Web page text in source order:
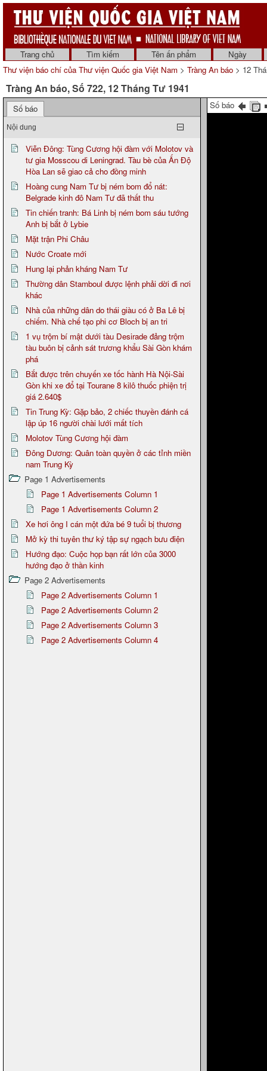
Trang chủ Tìm kiếm Tên ấn phẩm
Ngày
Thư viện báo chí của Thư viện Quốc gia Việt Nam > Tràng An báo > 12
Tràng An báo, Số 722, 12 Tháng Tư 1941
Số báo
Nội dung
Viễn Đông: Tùng Cương hội đàm với Molotov và
tư gia Mosscou di Leningrad. Tàu bè của Ấn Độ
Hòa Lan sẽ giao cả cho đồng minh
Hoàng cung Nam Tư bị ném bom đổ nát:
Belgrade kinh đô Nam Tư đã thất thu
Tin chiến tranh: Bá Linh bị ném bom sáu tướng
Anh bị bắt ở Lybie
Mặt trận Phi Châu
Nước Croate mới
Hung lại phản kháng Nam Tư
Thường dân Stamboul được lệnh phải dời đi nơi
khác
Nhà của những dân do thái giàu có ở Ba Lê bị
chiếm. Nhà chế tạo phi cơ Bloch bị an tri
1 vụ trộm bí mật dưới tàu Desirade đảng trộm
tàu buôn bị cảnh sát trương khẩu Sài Gòn khám
phá
Bắt được trên chuyến xe tốc hành Hà Nội-Sài
Gòn khi xe đổ tại Tourane 8 kilô thuốc phiện trị
giá 2.640$
Tin Trung Kỳ: Gặp bảo, 2 chiếc thuyền đánh cá
lập úp 16 người chài lưới mất tích
Molotov Tùng Cương hội đàm
Đông Dương: Quân toàn quyền ở các tỉnh miền
nam Trung Kỳ
Page 1 Advertisements
Page 1 Advertisements Column 1
Page 1 Advertisements Column 2
Xe hơi ông I cán một đứa bé 9 tuổi bị thương
Mở kỳ thi tuyên thư ký tập sự ngạch bưu điện
Hướng đạo: Cuộc họp bạn rất lớn của 3000
hướng đạo ở thần kinh
Page 2 Advertisements
Page 2 Advertisements Column 1
Page 2 Advertisements Column 2
Page 2 Advertisements Column 3
Page 2 Advertisements Column 4
Số báo